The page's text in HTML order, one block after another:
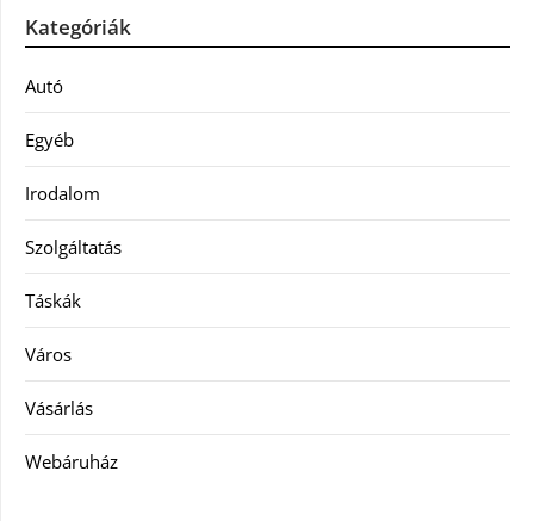
Kategóriák
Autó
Egyéb
Irodalom
Szolgáltatás
Táskák
Város
Vásárlás
Webáruház